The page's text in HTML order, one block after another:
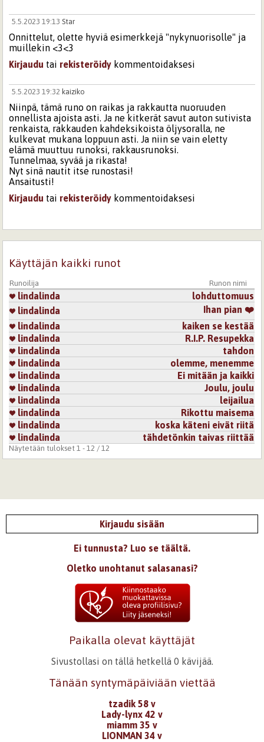
5.5.2023 19:13 Star
Onnittelut, olette hyviä esimerkkejä "nykynuorisolle" ja
muillekin <3<3
Kirjaudu tai rekisteröidy kommentoidaksesi
5.5.2023 19:32 kaiziko
Niinpä, tämä runo on raikas ja rakkautta nuoruuden
onnellista ajoista asti. Ja ne kitkerät savut auton sutivista
renkaista, rakkauden kahdeksikoista öljysoralla, ne
kulkevat mukana loppuun asti. Ja niin se vain eletty
elämä muuttuu runoksi, rakkausrunoksi.
Tunnelmaa, syvää ja rikasta!
Nyt sinä nautit itse runostasi!
Ansaitusti!
Kirjaudu tai rekisteröidy kommentoidaksesi
Eipä voi nykyään moni tällaista runoa kirjoittaa, ainakaan
avioliitot tuntuvat olevan sukupuuton partaalla ja on
hienoa nähdä, että sellaisiakin vielä on. Kiitos runostasi
hyviä ja onnellisia vuosia teille vielä monta!
Kirjaudutairekisteröidykommentoidaksesi
Käyttäjän kaikki runot
Runoilija Runon nimi
lindalinda
lohduttomuus
lindalinda
Ihan pian ❤️
lindalinda
kaiken se kestää
lindalinda
R.I.P. Resupekka
lindalinda
tahdon
lindalinda
olemme, menemme
lindalinda
Ei mitään ja kaikki
lindalinda
Joulu, joulu
lindalinda
leijailua
lindalinda
Rikottu maisema
lindalinda
koska käteni eivät riitä
lindalinda
tähdetönkin taivas riittää
Näytetään tulokset 1 - 12 / 12
Kirjaudu sisään
Ei tunnusta? Luo se täältä.
Oletko unohtanut salasanasi?
Paikalla olevat käyttäjät
Sivustollasi on tällä hetkellä 0 kävijää.
Tänään syntymäpäiviään viettää
tzadik 58 v
Lady-lynx 42 v
miamm 35 v
LIONMAN 34 v